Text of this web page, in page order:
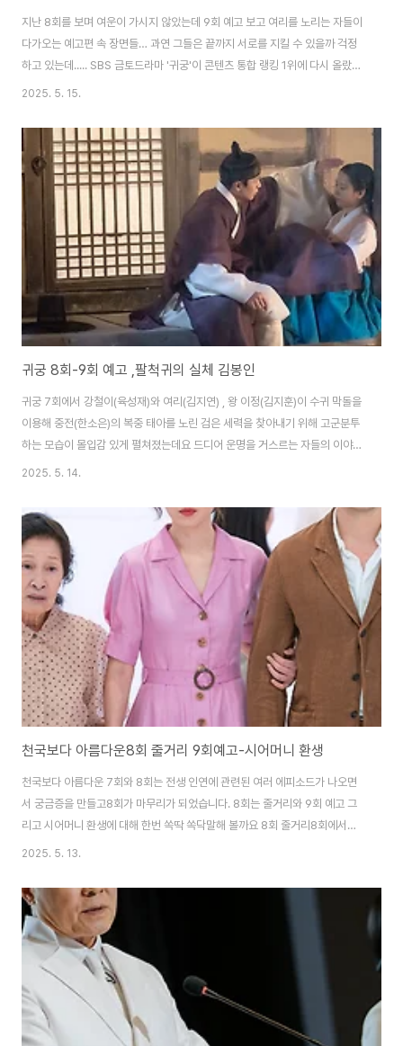
지난 8회를 보며 여운이 가시지 않았는데 9회 예고 보고 여리를 노리는 자들이
다가오는 예고편 속 장면들… 과연 그들은 끝까지 서로를 지킬 수 있을까 걱정
하고 있는데..... SBS 금토드라마 '귀궁'이 콘텐츠 통합 랭킹 1위에 다시 올랐다
는 소식이 들려왔지요 한 주간 수많은 작품들이 쏟아지는 가운데, '귀궁'은 다시
난 7화에서는 육성재 배우가 연기한 ‘강철’이 김지연 배우의 ‘여리’를 지키기 위
해 온몸을 던지는 장면이 그려졌죠. 가슴이 쿵 내려앉고, 숨을 멈추게 했던 그
순간. 그 절절한 희생과 고통은 시청률로도 이어졌습니다 OTT 통합 플랫폼 키
노라이츠에서 발표한 순위5월 2주 차(5월 5일~11일)에서 OTT ..
2025. 5. 15.
귀궁 8회-9회 예고 ,팔척귀의 실체 김봉인
귀궁 7회에서 강철이(육성재)와 여리(김지연) , 왕 이정(김지훈)이 수귀 막돌을
이용해 중전(한소은)의 복중 태아를 노린 검은 세력을 찾아내기 위해 고군분투
하는 모습이 몰입감 있게 펼쳐졌는데요 드디어 운명을 거스르는 자들의 이야기
귀궁이 여덟 번째를 열었습니다. JTBC 드라마 귀궁 8회에서는 숨겨진 진실이
들던 검은 세력의 실체, 사랑과 죄책감 사이에 놓인 여리, 그리고 드러나는 ‘팔
척귀’의 과거까지… 모든 이야기가 한 점으로 수렴되기 시작했는데.... 그동안
베일에 싸여 있던 궁궐의 흑막이 드디어 실체를 드러나고 그 중심엔 다름 아닌
왕 이정(김지훈 분)의 외조부, 김봉인(손병호 분)이 있었습니다. 신뢰하던 이의
..
2025. 5. 14.
천국보다 아름다운8회 줄거리 9회예고-시어머니 환생
천국보다 아름다운 7회와 8회는 전생 인연에 관련된 여러 에피소드가 나오면
서 궁금증을 만들고8회가 마무리가 되었습니다. 8회는 줄거리와 9회 예고 그
리고 시어머니 환생에 대해 한번 쏙딱 쏙닥말해 볼까요 8회 줄거리8회에서는
크게 두 가지로 구성의 에피소드로 시어머니의 환생과 고낙준과 솜이가 솜이의
고 그 이후에 교회에서 쌀이 발효된 것을 가지고 술빵을 만들다가 술 취해서 소
란을 피우다가 지원센터 보안팀에 끌려가서 남편에 의해 결국 집으로 돌아오게
되고 남편에게 술 없이 맨정신으로 어떻게 견딜 수 있냐며 일수꾼으로 살면서
겪은 수모와 시어머니에게 느낀 설움을남편에게 말을 하면서 화해를 하고 시어
머니가 남편한테 한 말이 마음에 걸려..
2025. 5. 13.